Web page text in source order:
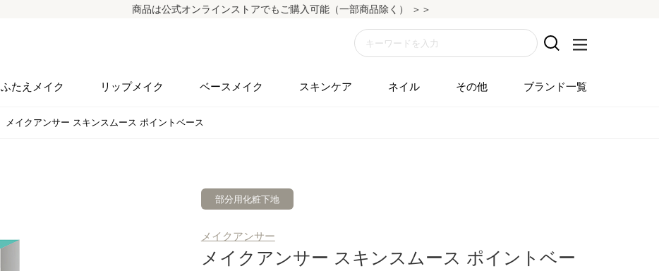
商品は公式オンラインストアでもご購入可能（一部商品除く） ＞＞
ふたえメイク リップメイク ベースメイク スキンケア ネイル その他 ブランド一覧
メイクアンサー スキンスムース ポイントベース
部分用化粧下地
メイクアンサー
メイクアンサー スキンスムース ポイントベー